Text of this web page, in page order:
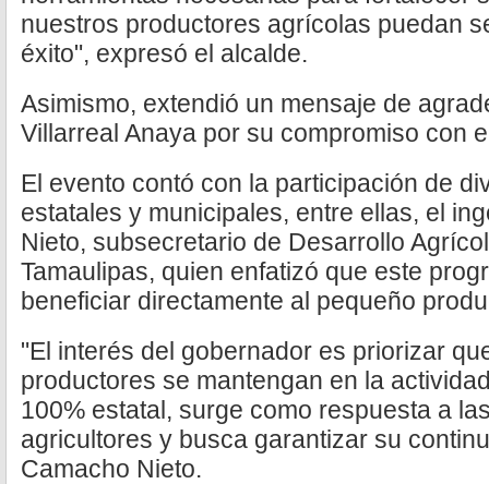
nuestros productores agrícolas puedan
éxito", expresó el alcalde.
Asimismo, extendió un mensaje de
Villarreal Anaya por su compromiso con
El evento contó con la participación de
estatales y municipales, entre ellas, el
Nieto, subsecretario de Desarrollo
Tamaulipas, quien enfatizó que este
beneficiar directamente al pequeño
"El interés del gobernador es priorizar
productores se mantengan en la
100% estatal, surge como respuesta a
agricultores y busca garantizar su
Camacho Nieto.